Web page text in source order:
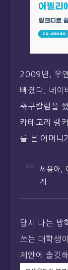
2009년, 우
빠졌다. 네이
축구칼럼을
카테고리 랭
를 본 어머니
세용아,
게.
당시 나는 방
쓰는 대학생
제안에 솔깃